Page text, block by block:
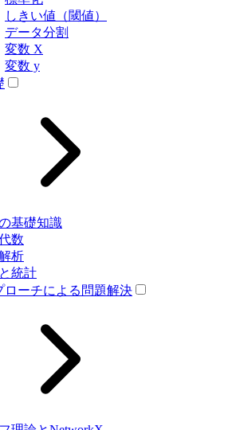
しきい値（閾値）
データ分割
変数 X
変数 y
基礎知識
数
析
統計
ローチによる問題解決